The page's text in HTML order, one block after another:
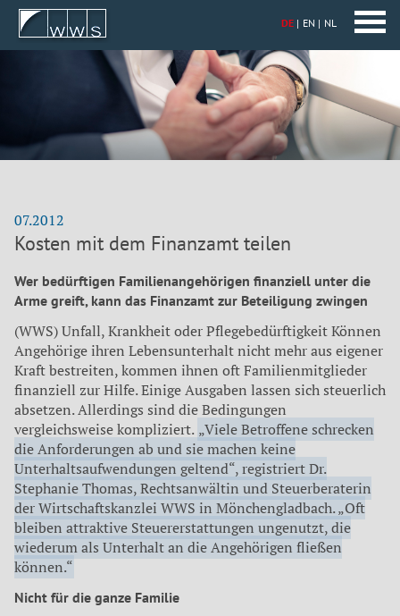
DE EN NL
07.2012
Kosten mit dem Finanzamt teilen
Wer bedürftigen Familienangehörigen finanziell unter die
Arme greift, kann das Finanzamt zur Beteiligung zwingen
(WWS) Unfall, Krankheit oder Pflegebedürftigkeit Können
Angehörige ihren Lebensunterhalt nicht mehr aus eigener
Kraft bestreiten, kommen ihnen oft Familienmitglieder
finanziell zur Hilfe. Einige Ausgaben lassen sich steuerlich
absetzen. Allerdings sind die Bedingungen
vergleichsweise kompliziert. „Viele Betroffene schrecken
die Anforderungen ab und sie machen keine
Unterhaltsaufwendungen geltend“, registriert Dr.
Stephanie Thomas, Rechtsanwältin und Steuerberaterin
der Wirtschaftskanzlei WWS in Mönchengladbach. „Oft
bleiben attraktive Steuererstattungen ungenutzt, die
wiederum als Unterhalt an die Angehörigen fließen
können.“
Nicht für die ganze Familie